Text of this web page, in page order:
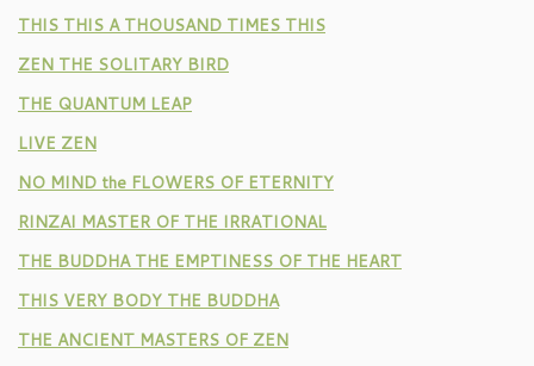
THIS THIS A THOUSAND TIMES THIS
ZEN THE SOLITARY BIRD
THE QUANTUM LEAP
LIVE ZEN
NO MIND the FLOWERS OF ETERNITY
RINZAI MASTER OF THE IRRATIONAL
THE BUDDHA THE EMPTINESS OF THE HEART
THIS VERY BODY THE BUDDHA
THE ANCIENT MASTERS OF ZEN